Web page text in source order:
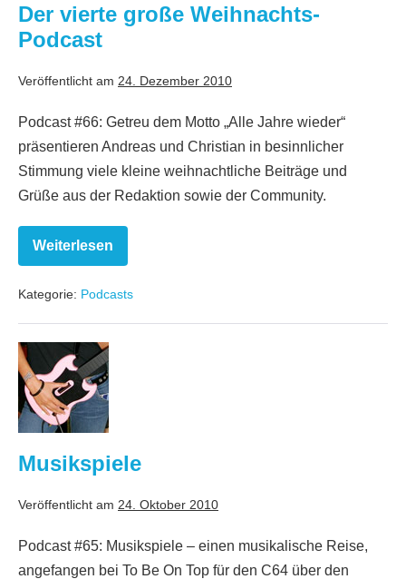
Der vierte große Weihnachts-
Podcast
Veröffentlicht am 24. Dezember 2010
Podcast #66: Getreu dem Motto „Alle Jahre wieder“
präsentieren Andreas und Christian in besinnlicher
Stimmung viele kleine weihnachtliche Beiträge und
Grüße aus der Redaktion sowie der Community.
Weiterlesen
Der
vierte
Weihnachts-
Kategorie: Podcasts
Musikspiele
Musikspiele
Veröffentlicht am 24. Oktober 2010
Podcast #65: Musikspiele – einen musikalische Reise,
angefangen bei To Be On Top für den C64 über den